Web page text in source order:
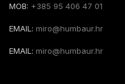
MOB: +385 95 406 47 01
EMAIL: miro@humbaur.hr
EMAIL: miro@humbaur.hr